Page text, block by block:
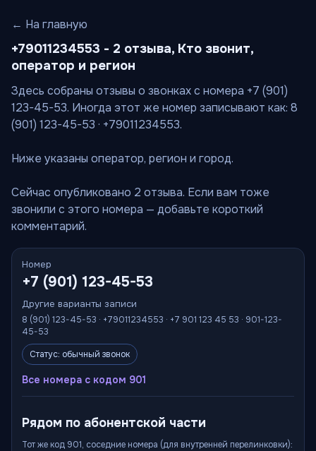
← На главную
+79011234553 - 2 отзыва, Кто звонит,
оператор и регион
Здесь собраны отзывы о звонках с номера +7 (901)
123-45-53. Иногда этот же номер записывают как: 8
(901) 123-45-53 · +79011234553.
Ниже указаны оператор, регион и город.
Сейчас опубликовано 2 отзыва. Если вам тоже
звонили с этого номера — добавьте короткий
комментарий.
Номер
+7 (901) 123-45-53
Другие варианты записи
8 (901) 123-45-53 · +79011234553 · +7 901 123 45 53 · 901-123-
45-53
Статус: обычный звонок
Все номера с кодом 901
Рядом по абонентской части
Тот же код 901, соседние номера (для внутренней перелинковки):